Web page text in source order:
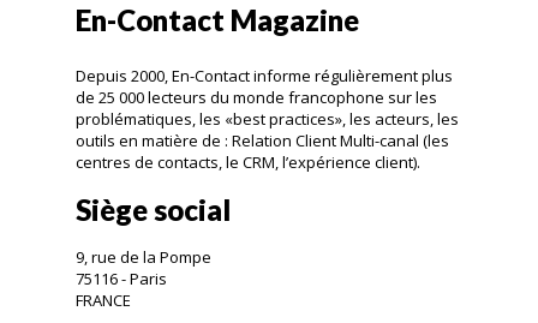
En-Contact Magazine
Depuis 2000, En-Contact informe régulièrement plus
de 25 000 lecteurs du monde francophone sur les
problématiques, les «best practices», les acteurs, les
outils en matière de : Relation Client Multi-canal (les
centres de contacts, le CRM, l’expérience client).
Siège social
9, rue de la Pompe
75116 - Paris
FRANCE